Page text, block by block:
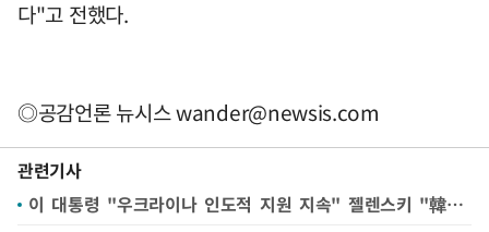
다"고 전했다.
◎공감언론 뉴시스wander@newsis.com
관련기사
이 대통령 "우크라이나 인도적 지원 지속" 젤렌스키 "韓기업 참여 기대"